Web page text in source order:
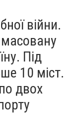
війни.
Під
10 міст.
двох